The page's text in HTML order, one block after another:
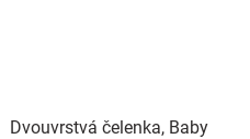
Dvouvrstvá čelenka, Baby